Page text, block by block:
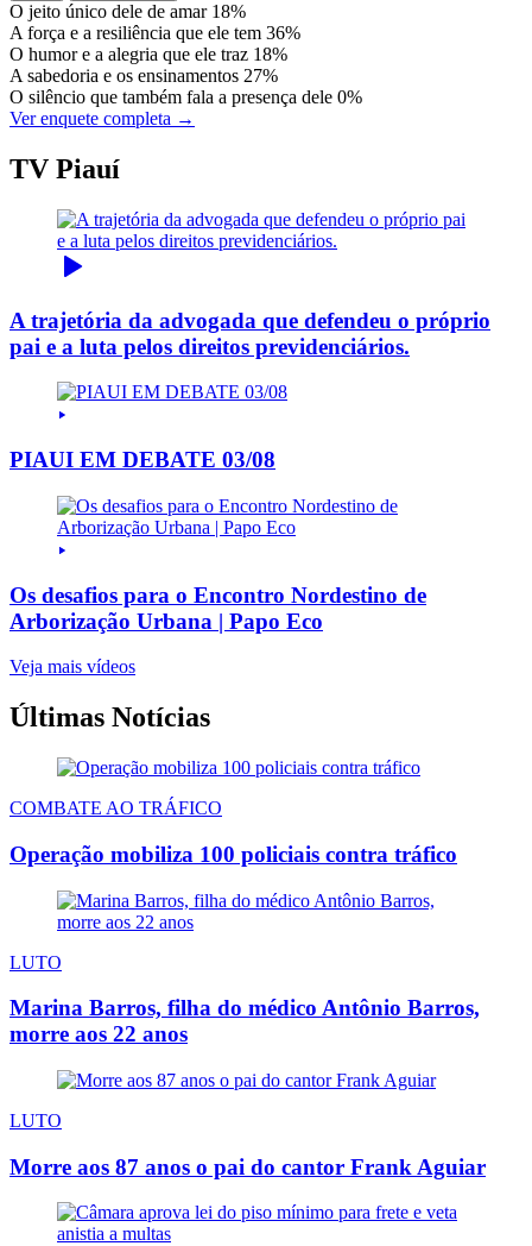
O jeito único dele de amar 18%
A força e a resiliência que ele tem 36%
O humor e a alegria que ele traz 18%
A sabedoria e os ensinamentos 27%
O silêncio que também fala a presença dele 0%
Ver enquete completa →
TV Piauí
A trajetória da advogada que defendeu o próprio
pai e a luta pelos direitos previdenciários.
PIAUI EM DEBATE 03/08
Os desafios para o Encontro Nordestino de
Arborização Urbana | Papo Eco
Veja mais vídeos
Últimas Notícias
COMBATE AO TRÁFICO
Operação mobiliza 100 policiais contra tráfico
LUTO
Marina Barros, filha do médico Antônio Barros,
morre aos 22 anos
LUTO
Morre aos 87 anos o pai do cantor Frank Aguiar